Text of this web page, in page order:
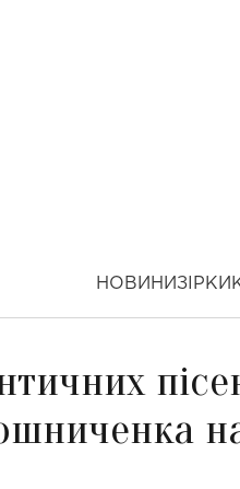
НОВИНИ ЗІРКИ